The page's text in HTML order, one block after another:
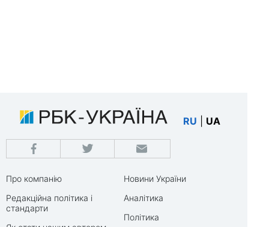
RU UA
Про компанію
Редакційна політика і
стандарти
Новини України
Аналітика
Політика